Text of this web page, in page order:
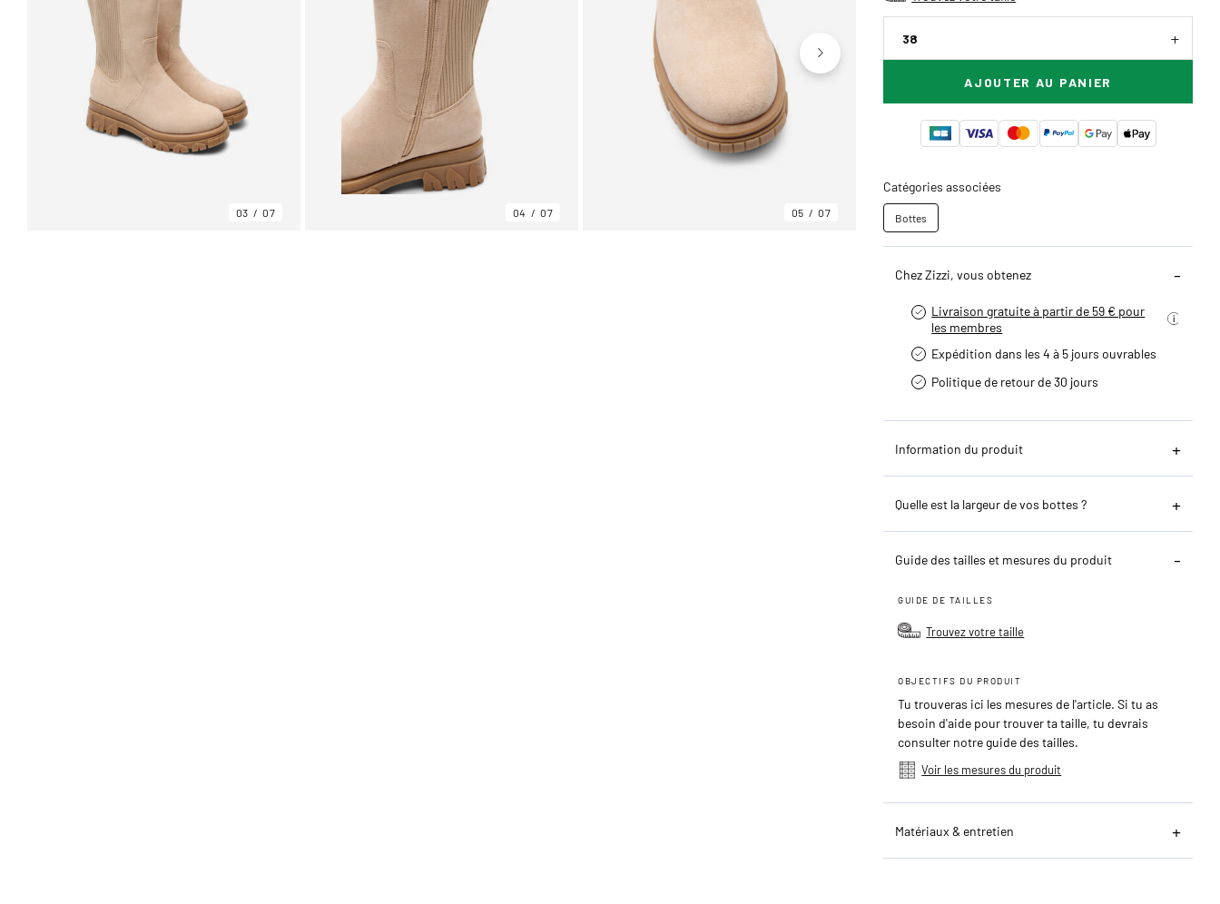
03 07 04 07 05 07
38
AJOUTER AU PANIER
Catégories associées
Bottes
Chez Zizzi, vous obtenez
Livraison gratuite à partir de 59 € pour
les membres
Expédition dans les 4 à 5 jours ouvrables
Politique de retour de 30 jours
Information du produit
Quelle est la largeur de vos bottes ?
Guide des tailles et mesures du produit
GUIDE DE TAILLES
Trouvez votre taille
OBJECTIFS DU PRODUIT
Tu trouveras ici les mesures de l'article. Si tu as
besoin d'aide pour trouver ta taille, tu devrais
consulter notre guide des tailles.
Voir les mesures du produit
Matériaux & entretien